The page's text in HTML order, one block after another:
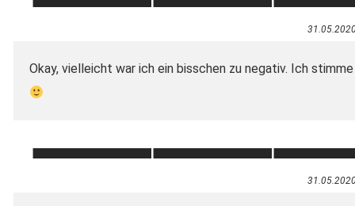
Okay, vielleicht war ich ein bisschen zu negativ. Ich